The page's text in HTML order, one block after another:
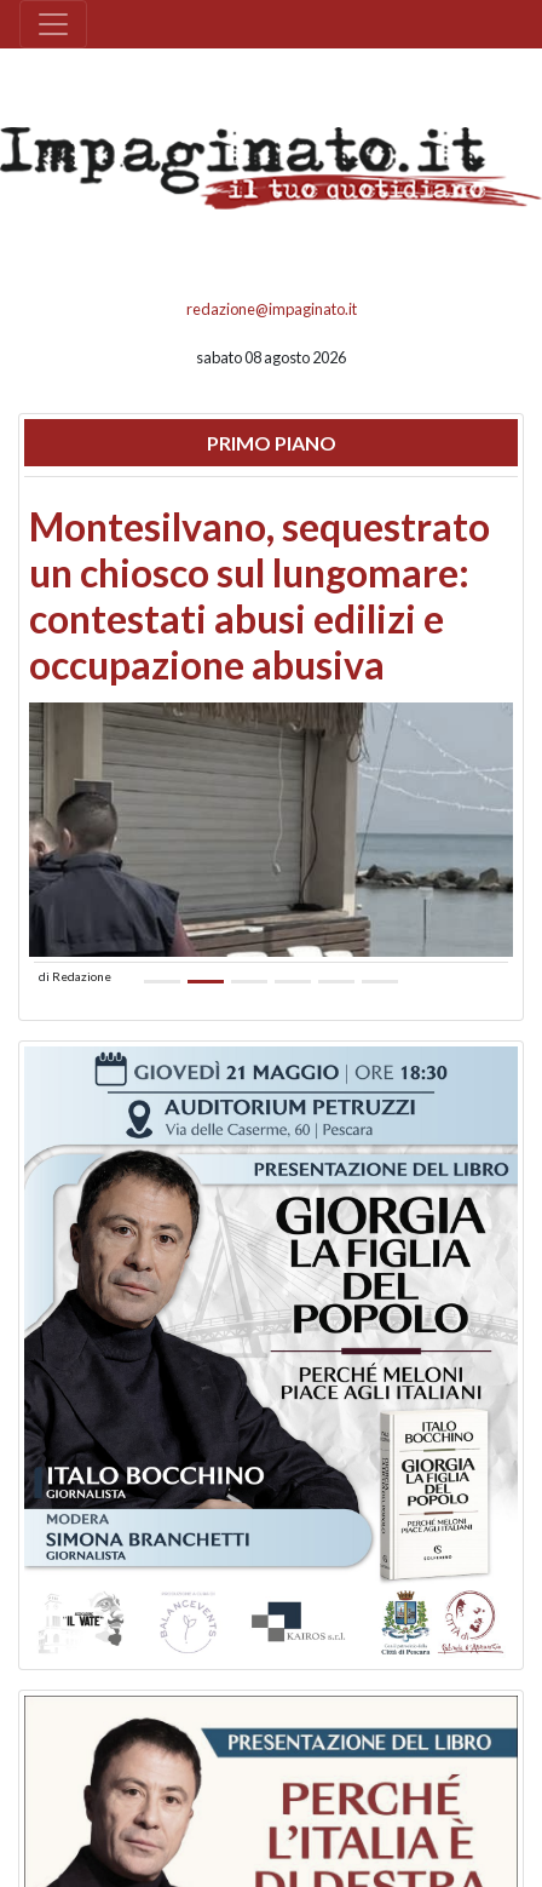
redazione@impaginato.it
sabato 08 agosto 2026
PRIMO PIANO
Montesilvano, sequestrato
un chiosco sul lungomare:
contestati abusi edilizi e
occupazione abusiva
di Redazione